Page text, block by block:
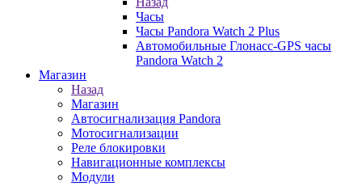
Часы
Часы Pandora Watch 2 Plus
Автомобильные Глонасс-GPS часы
Pandora Watch 2
Магазин
Назад
Магазин
Автосигнализация Pandora
Мотосигнализации
Реле блокировки
Навигационные комплексы
Модули